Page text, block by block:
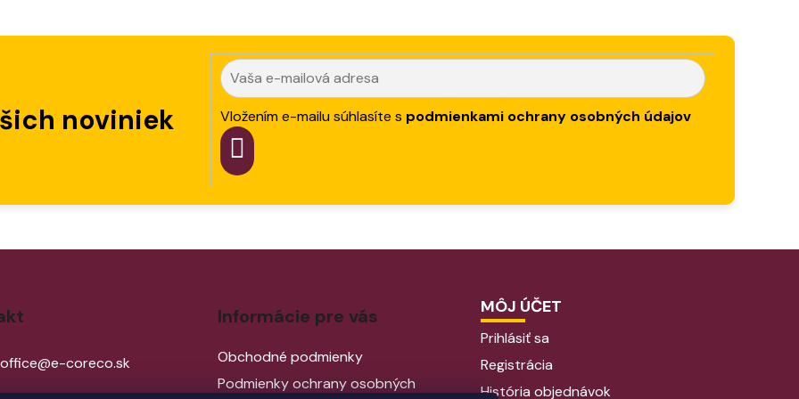
noviniek Vložením e-mailu súhlasíte s podmienkami ochrany osobných údajov
PRIHLÁSIT
SA
office@e-coreco.sk
Informácie pre vás
Obchodné podmienky
Podmienky ochrany osobných
MÔJ ÚČET
Prihlásiť sa
Registrácia
História objednávok